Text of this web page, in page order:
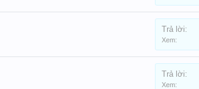
Trả lời:
Xem:
Trả lời:
Xem: